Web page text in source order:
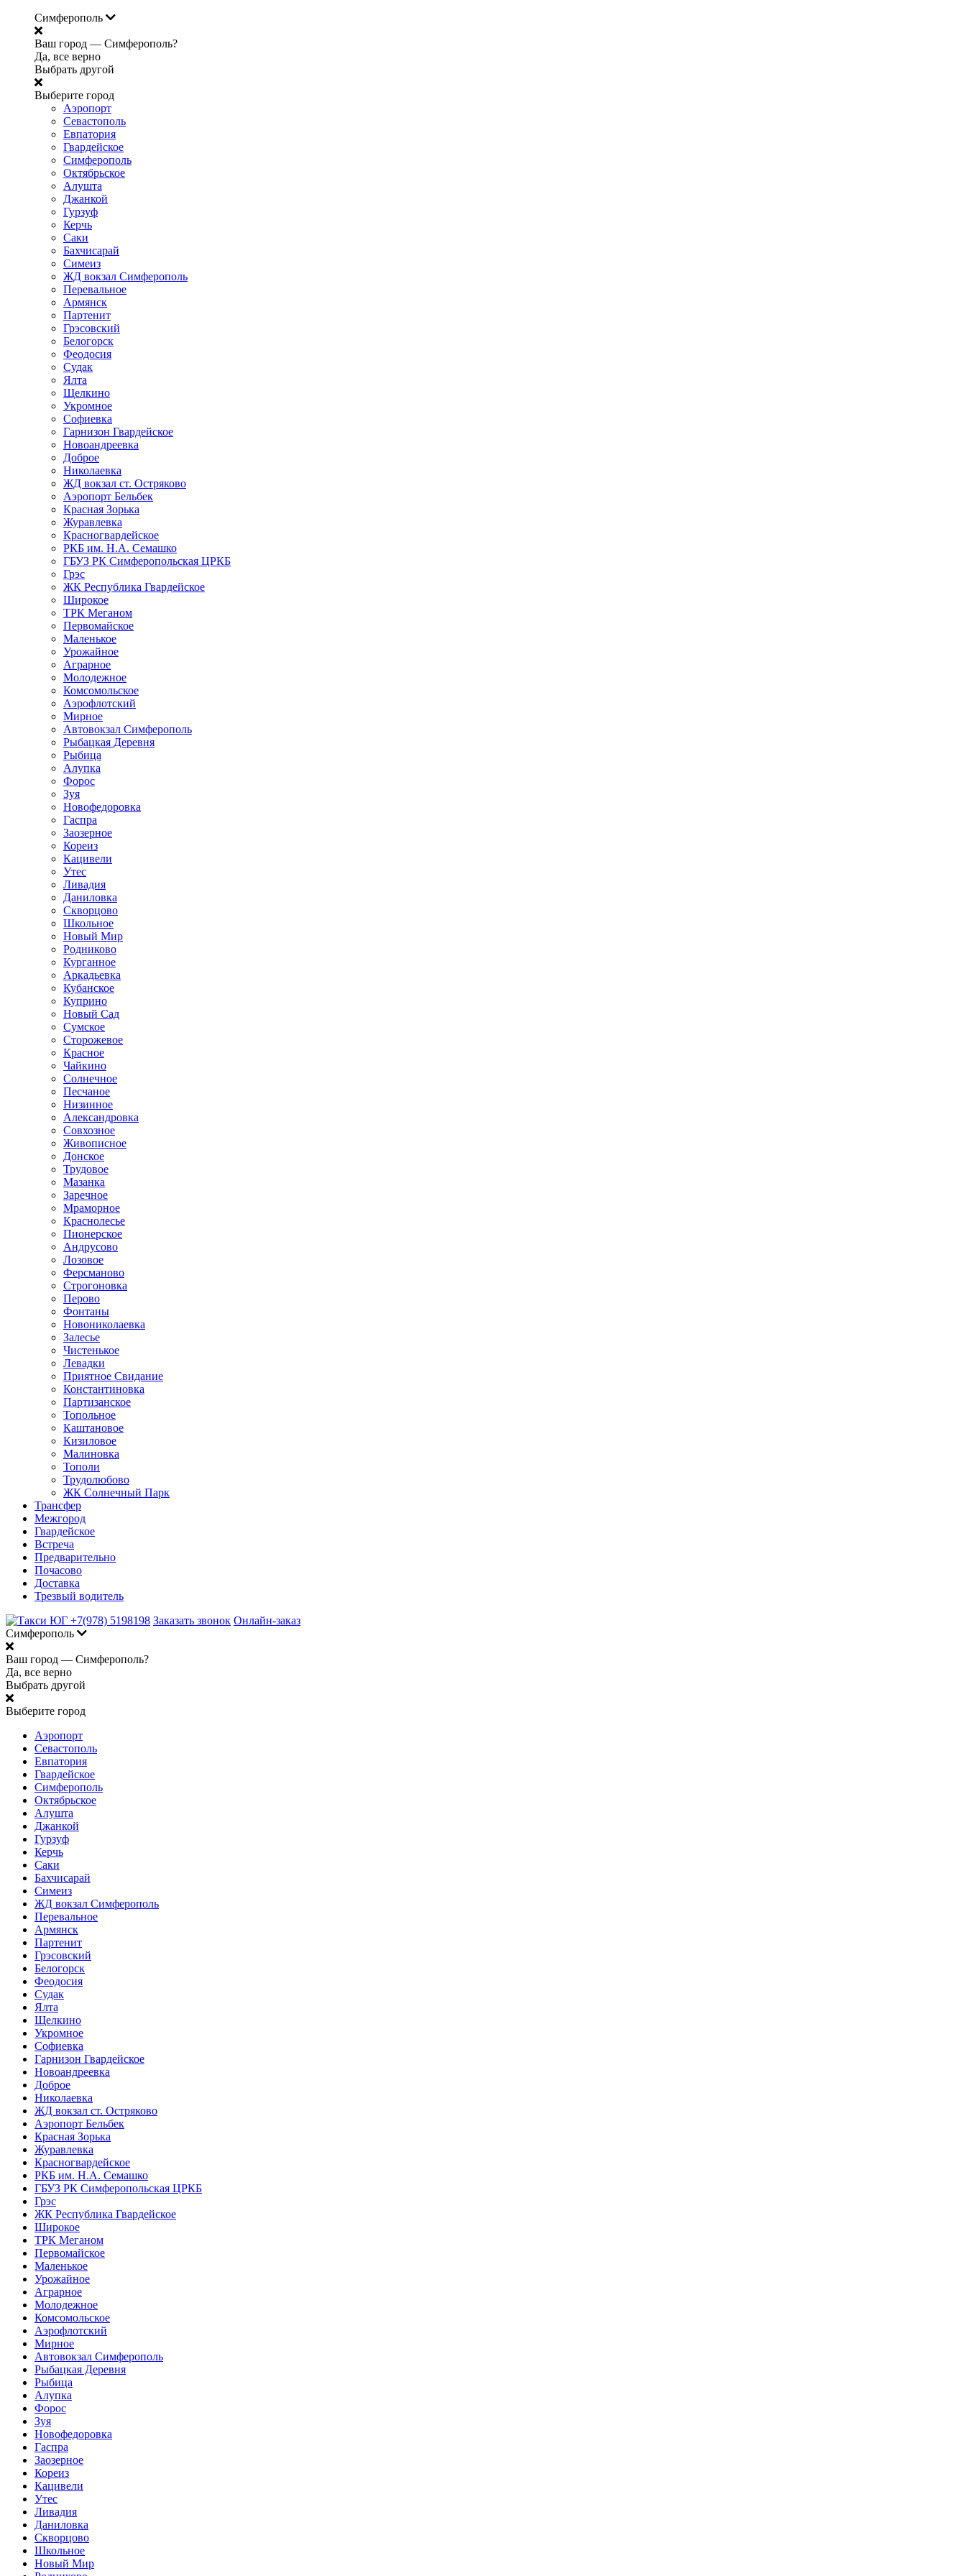
Симферополь
Ваш город — Симферополь?
Да, все верно
Выбрать другой
Выберите город
Аэропорт
Севастополь
Евпатория
Гвардейское
Симферополь
Октябрьское
Алушта
Джанкой
Гурзуф
Керчь
Саки
Бахчисарай
Симеиз
ЖД вокзал Симферополь
Перевальное
Армянск
Партенит
Грэсовский
Белогорск
Феодосия
Судак
Ялта
Щелкино
Укромное
Софиевка
Гарнизон Гвардейское
Новоандреевка
Доброе
Николаевка
ЖД вокзал ст. Остряково
Аэропорт Бельбек
Красная Зорька
Журавлевка
Красногвардейское
РКБ им. Н.А. Семашко
ГБУЗ РК Симферопольская ЦРКБ
Грэс
ЖК Республика Гвардейское
Широкое
ТРК Меганом
Первомайское
Маленькое
Урожайное
Аграрное
Молодежное
Комсомольское
Аэрофлотский
Мирное
Автовокзал Симферополь
Рыбацкая Деревня
Рыбица
Алупка
Форос
Зуя
Новофедоровка
Гаспра
Заозерное
Кореиз
Кацивели
Утес
Ливадия
Даниловка
Скворцово
Школьное
Новый Мир
Родниково
Курганное
Аркадьевка
Кубанское
Куприно
Новый Сад
Сумское
Сторожевое
Красное
Чайкино
Солнечное
Песчаное
Низинное
Александровка
Совхозное
Живописное
Донское
Трудовое
Мазанка
Заречное
Мраморное
Краснолесье
Пионерское
Андрусово
Лозовое
Ферсманово
Строгоновка
Перово
Фонтаны
Новониколаевка
Залесье
Чистенькое
Левадки
Приятное Свидание
Константиновка
Партизанское
Топольное
Каштановое
Кизиловое
Малиновка
Тополи
Трудолюбово
ЖК Солнечный Парк
Трансфер
Межгород
Гвардейское
Встреча
Предварительно
Почасово
Доставка
Трезвый водитель
+7(978) 5198198 Заказать звонок Онлайн-заказ
Симферополь
Ваш город — Симферополь?
Да, все верно
Выбрать другой
Выберите город
Аэропорт
Севастополь
Евпатория
Гвардейское
Симферополь
Октябрьское
Алушта
Джанкой
Гурзуф
Керчь
Саки
Бахчисарай
Симеиз
ЖД вокзал Симферополь
Перевальное
Армянск
Партенит
Грэсовский
Белогорск
Феодосия
Судак
Ялта
Щелкино
Укромное
Софиевка
Гарнизон Гвардейское
Новоандреевка
Доброе
Николаевка
ЖД вокзал ст. Остряково
Аэропорт Бельбек
Красная Зорька
Журавлевка
Красногвардейское
РКБ им. Н.А. Семашко
ГБУЗ РК Симферопольская ЦРКБ
Грэс
ЖК Республика Гвардейское
Широкое
ТРК Меганом
Первомайское
Маленькое
Урожайное
Аграрное
Молодежное
Комсомольское
Аэрофлотский
Мирное
Автовокзал Симферополь
Рыбацкая Деревня
Рыбица
Алупка
Форос
Зуя
Новофедоровка
Гаспра
Заозерное
Кореиз
Кацивели
Утес
Ливадия
Даниловка
Скворцово
Школьное
Новый Мир